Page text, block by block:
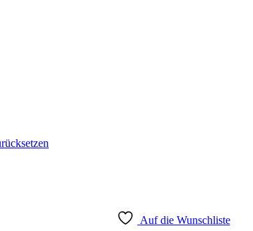
Auf die Wunschliste